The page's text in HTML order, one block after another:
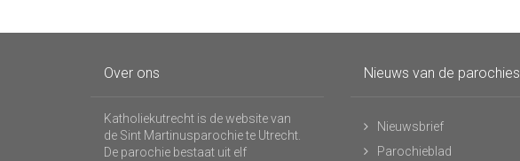
Over ons
Katholiekutrecht is de website van
de Sint Martinusparochie te Utrecht.
De parochie bestaat uit elf
Nieuws van de parochies
Nieuwsbrief
Parochieblad